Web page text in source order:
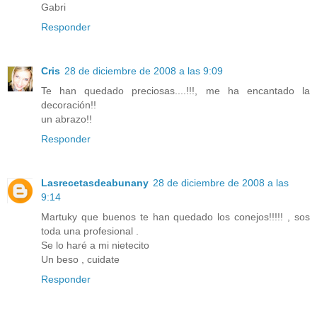
Gabri
Responder
Cris 28 de diciembre de 2008 a las 9:09
Te han quedado preciosas....!!!, me ha encantado la
decoración!!
un abrazo!!
Responder
Lasrecetasdeabunany 28 de diciembre de 2008 a las
9:14
Martuky que buenos te han quedado los conejos!!!!! , sos
toda una profesional .
Se lo haré a mi nietecito
Un beso , cuidate
Responder